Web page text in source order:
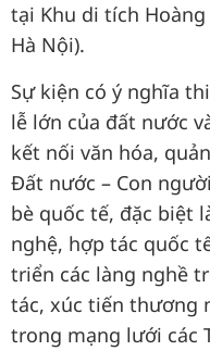
tại Khu di tích
Hà Nội).
Sự kiện có ý nghĩa
lễ lớn của đất nước
kết nối văn hóa,
Đất nước – Con
bè quốc tế, đặc biệt
nghệ, hợp tác quốc
triển các làng nghề
tác, xúc tiến thương
trong mạng lưới các